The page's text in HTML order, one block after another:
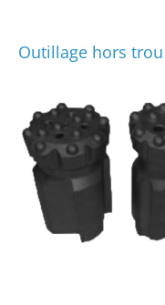
Outillage hors trou